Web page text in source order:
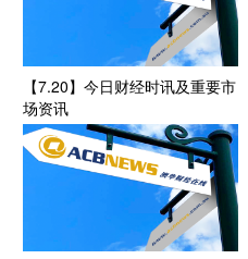
【7.20】今日财经时讯及重要市
场资讯